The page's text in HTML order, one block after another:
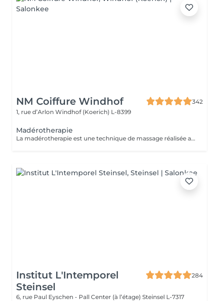
NM Coiffure Windhof
342
1, rue d’Arlon Windhof (Koerich) L-8399
Madérotherapie
La madérotherapie est une technique de massage réalisée avec des instruments en bois spécialement éllaboré affin de sculpter , tonifier votre corps. Naturelle et non invasive, celle- ci offre des résultats visibles et surtout durable dans le temps. Ses bienfaits : - Réduction de la cellulite - Grande amélioration de la circulation sanguine et lymphatique - Raffermissement de la peau - Diminution des tensions musculaires - Remodelage de la silhouette
Institut L'Intemporel
Steinsel
284
6, rue Paul Eyschen - Pall Center (à l’étage) Steinsel L-7317